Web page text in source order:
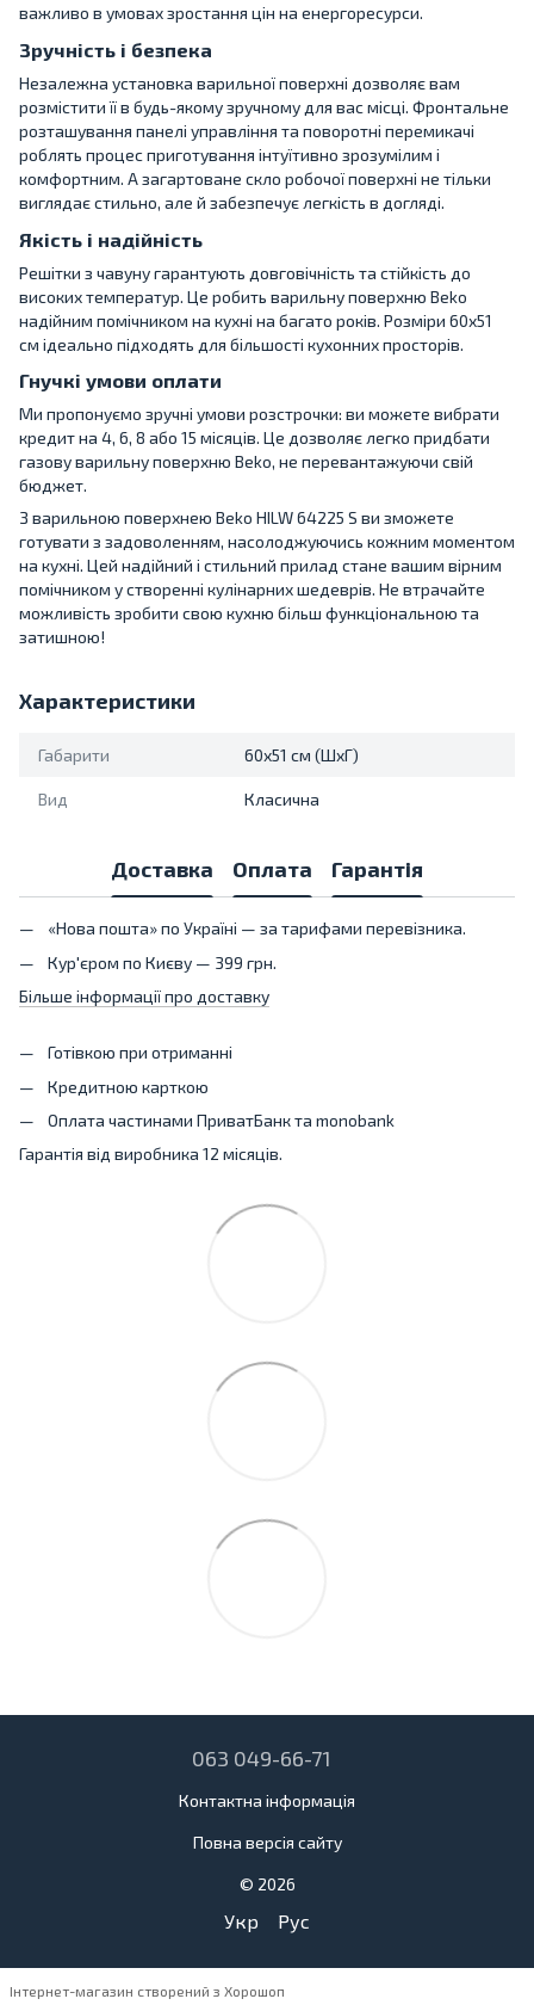
важливо в умовах зростання цін на енергоресурси.
Зручність і безпека
Незалежна установка варильної поверхні дозволяє вам
розмістити її в будь-якому зручному для вас місці. Фронтальне
розташування панелі управління та поворотні перемикачі
роблять процес приготування інтуїтивно зрозумілим і
комфортним. А загартоване скло робочої поверхні не тільки
виглядає стильно, але й забезпечує легкість в догляді.
Якість і надійність
Решітки з чавуну гарантують довговічність та стійкість до
високих температур. Це робить варильну поверхню Beko
надійним помічником на кухні на багато років. Розміри 60x51
см ідеально підходять для більшості кухонних просторів.
Гнучкі умови оплати
Ми пропонуємо зручні умови розстрочки: ви можете вибрати
кредит на 4, 6, 8 або 15 місяців. Це дозволяє легко придбати
газову варильну поверхню Beko, не перевантажуючи свій
бюджет.
З варильною поверхнею Beko HILW 64225 S ви зможете
готувати з задоволенням, насолоджуючись кожним моментом
на кухні. Цей надійний і стильний прилад стане вашим вірним
помічником у створенні кулінарних шедеврів. Не втрачайте
можливість зробити свою кухню більш функціональною та
затишною!
Характеристики
Габарити 60x51 см (ШxГ)
Вид Класична
Доставка Оплата Гарантія
«Нова пошта» по Україні — за тарифами перевізника.
Кур'єром по Києву — 399 грн.
Більше інформації про доставку
Готівкою при отриманні
Кредитною карткою
Оплата частинами ПриватБанк та monobank
Гарантія від виробника 12 місяців.
063 049-66-71
Контактна інформація
Повна версія сайту
© 2026
Укр Рус
Інтернет-магазин створений з Хорошоп